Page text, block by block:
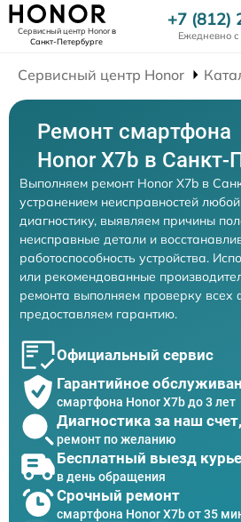
Сервисный центр Honorв
Санкт-Петербурге
+7 (812)
Ежедневно
Сервисный центр Honor
Ремонт смартфона
Honor X7b в Санкт-
Выполняем ремонт Honor X7b в
устранением неисправностей
диагностику, выявляем причины
неисправные детали и
работоспособность устройства.
или рекомендованные
ремонта выполняем проверку всех
предоставляем гарантию.
Официальный сервис
Гарантийное
смартфона Honor X7b до 3 лет
Диагностика за наш счет,
ремонт по желанию
Бесплатный выезд
в день обращения
Срочный ремонт
смартфона Honor X7b от 35